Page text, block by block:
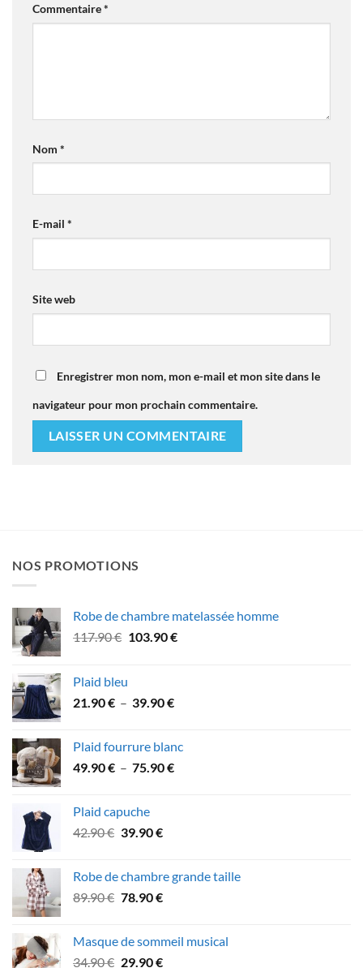
Commentaire*
Nom *
E-mail *
Site web
Enregistrer mon nom, mon e-mail et mon site dans le
navigateur pour mon prochain commentaire.
NOS PROMOTIONS
Robe de chambre matelassée homme
117.90€ Le
était :
117.90 €.
103.90€Le
Plaid bleu
21.90€ – 39.90€Plage
21.90 €
à
Plaid fourrure blanc
49.90€ – 75.90€Plage
Plaid capuche
42.90€ Le
était :
42.90 €.
39.90€Le
est :
39.90 €.
Robe de chambre grande taille
89.90€ Le
était :
89.90 €.
78.90€Le
est :
78.90 €.
Masque de sommeil musical
34.90€ Le
29.90€Le